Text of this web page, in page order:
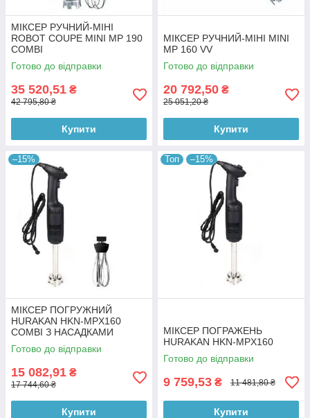
МІКСЕР РУЧНИЙ-МІНІ
ROBOT COUPE MINI MP 190
COMBI
Готово до відправки
35 520,51 ₴
42 795,80 ₴
Купити
МІКСЕР РУЧНИЙ-МІНІ MINI
MP 160 VV
Готово до відправки
20 792,50 ₴
25 051,20 ₴
Купити
–15%
МІКСЕР ПОГРУЖНИЙ
HURAKAN HKN-MPX160
COMBI З НАСАДКАМИ
Готово до відправки
15 082,91 ₴
17 744,60 ₴
Купити
Топ –15%
МІКСЕР ПОГРАЖЕНЬ
HURAKAN HKN-MPX160
Готово до відправки
9 759,53 ₴ 11 481,80 ₴
Купити